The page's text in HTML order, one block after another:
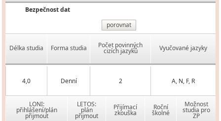
Bezpečnost dat
porovnat
Délka studia Forma studia Počet povinných
cizích jazyků Vyučované jazyky
4,0 Denní 2 A, N, F, R
LONI:
přihlášení/plán
přijmout
LETOS:
plán
přijmout
Přijímací
zkouška
Roční
školné
Možnost
studia pro
ZP